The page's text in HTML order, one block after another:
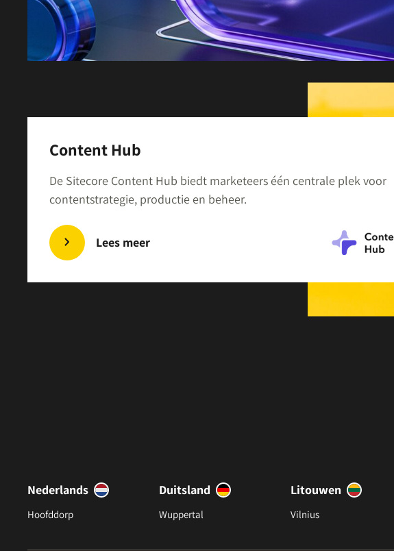
Content Hub
De Sitecore Content Hub biedt marketeers één centrale plek voor
contentstrategie, productie en beheer.
Lees meer
Nederlands
Hoofddorp
Duitsland
Wuppertal
Litouwen
Vilnius